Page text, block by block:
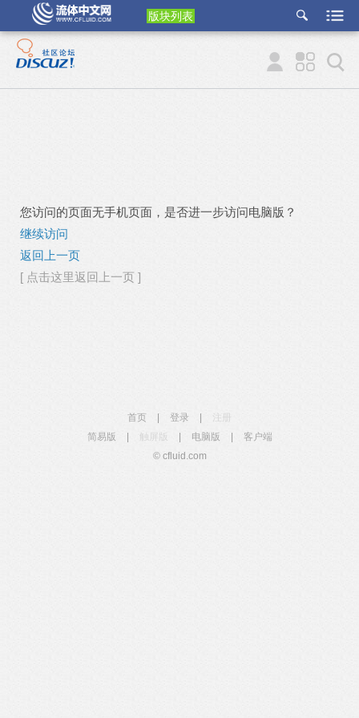
版块列表
etu
p
您访问的页面无手机页面，是否进一步访问电脑版？
继续访问
返回上一页
[ 点击这里返回上一页 ]
首页 登录
简易版
触屏版 电脑版
客户端
© cfluid.com